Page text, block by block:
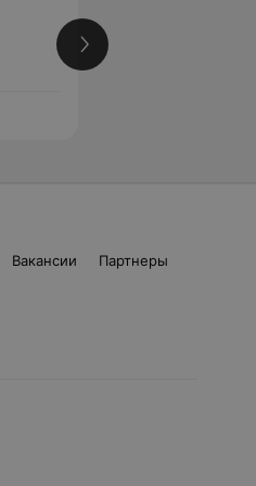
Вакансии
Партнеры